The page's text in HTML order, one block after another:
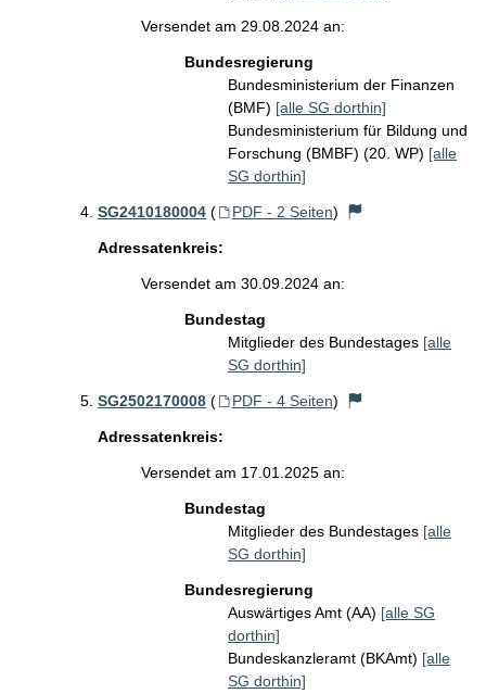
Versendet am 29.08.2024 an:
Bundesregierung
Bundesministerium der Finanzen
(BMF) [alle SG dorthin]
Bundesministerium für Bildung und
Forschung (BMBF) (20. WP) [alle
SG dorthin]
SG2410180004 ( PDF - 2 Seiten)
Adressatenkreis:
Versendet am 30.09.2024 an:
Bundestag
Mitglieder des Bundestages [alle
SG dorthin]
SG2502170008 ( PDF - 4 Seiten)
Adressatenkreis:
Versendet am 17.01.2025 an:
Bundestag
Mitglieder des Bundestages [alle
SG dorthin]
Bundesregierung
Auswärtiges Amt (AA) [alle SG
dorthin]
Bundeskanzleramt (BKAmt) [alle
SG dorthin]